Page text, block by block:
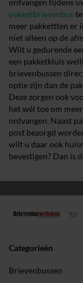
ontvangen tijdens
pakketbrievenbus
meer pakkettten er
niet alleen op de
Wilt u gedurende
een pakketkluis
brievenbussen
optie zijn dan de
Deze zorgen ook
het wél toe om
ontvangen. Naast
post bezorgd
wilt u daar ook
bevestigen? Dan is
Categorieën
Brievenbussen